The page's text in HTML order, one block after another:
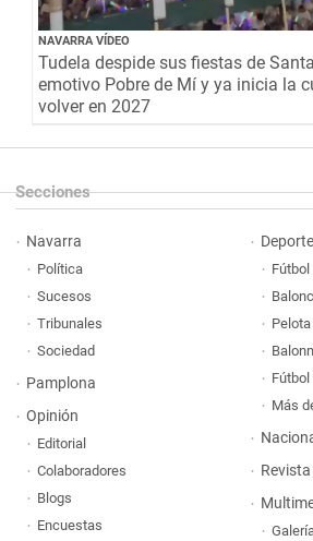
NAVARRA VÍDEO
Tudela despide sus fiestas de
emotivo Pobre de Mí y ya inicia la
volver en 2027
Secciones
Navarra
Política
Sucesos
Tribunales
Sociedad
Pamplona
Opinión
Editorial
Colaboradores
Blogs
Encuestas
Fútbol
Pelota
Más
Revista